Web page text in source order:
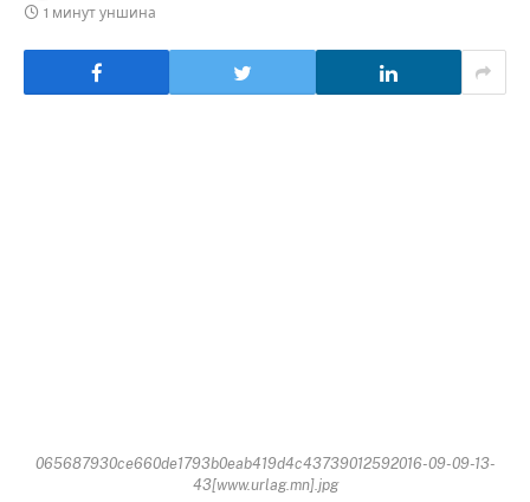
1 минут уншина
065687930ce660de1793b0eab419d4c43739012592016-09-09-13-
43[www.urlag.mn].jpg